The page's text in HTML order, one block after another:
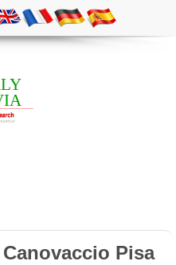
Pisa